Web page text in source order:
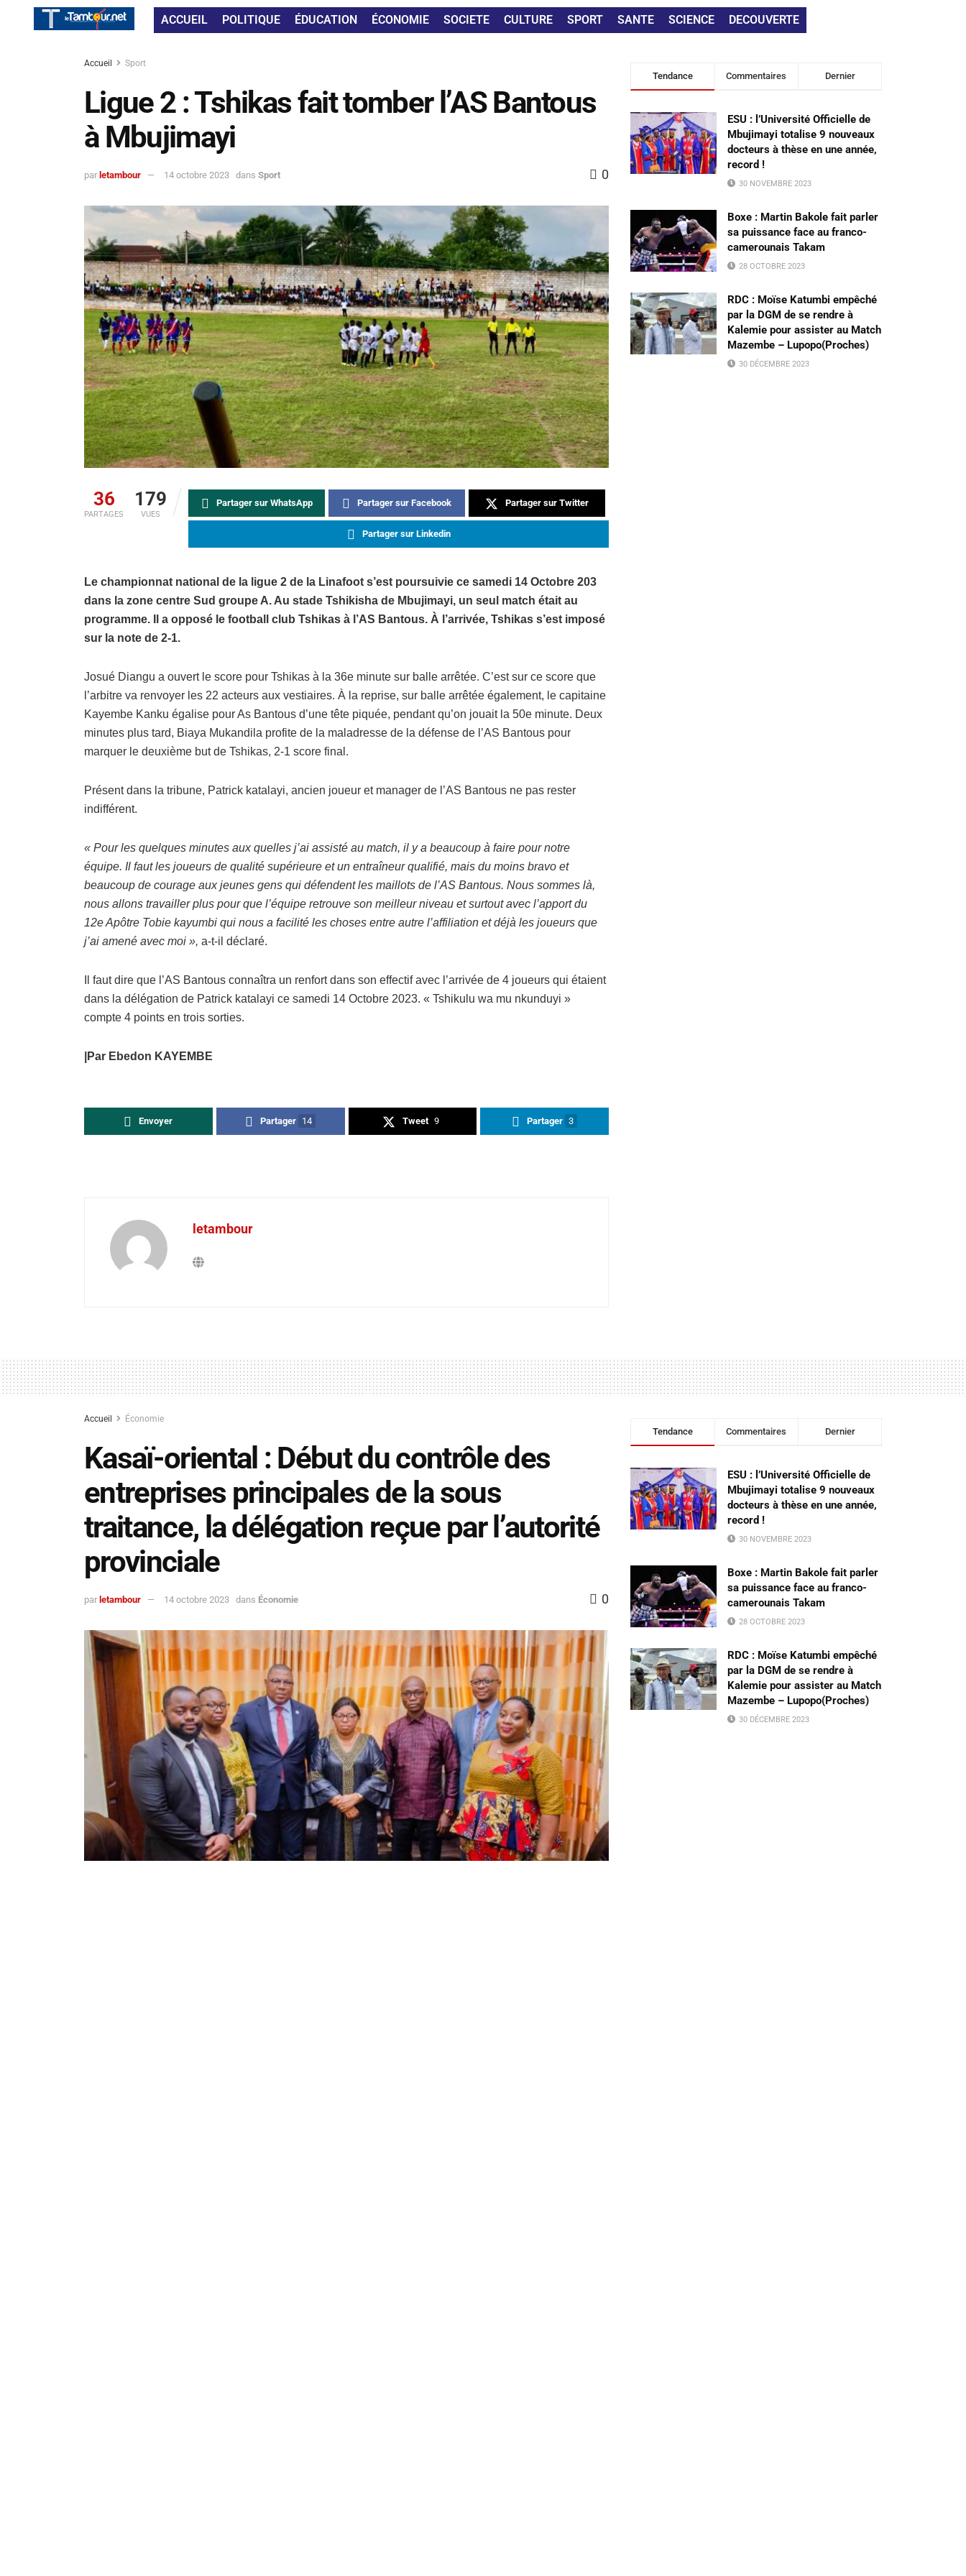
ACCUEIL POLITIQUE ÉDUCATION ÉCONOMIE SOCIETE CULTURE SPORT SANTE SCIENCE DECOUVERTE
Accueil Sport
Ligue 2 : Tshikas fait tomber l’AS Bantous
à Mbujimayi
par letambour 14 octobre 2023 dans Sport 0
36
PARTAGES
179
VUES
Partager sur WhatsApp Partager sur Facebook Partager sur Twitter
Partager sur Linkedin
Le championnat national de la ligue 2 de la Linafoot s’est poursuivie ce samedi 14 Octobre 203
dans la zone centre Sud groupe A. Au stade Tshikisha de Mbujimayi, un seul match était au
programme. Il a opposé le football club Tshikas à l’AS Bantous. À l’arrivée, Tshikas s’est imposé
sur la note de 2-1.
Josué Diangu a ouvert le score pour Tshikas à la 36e minute sur balle arrêtée. C’est sur ce score que
l’arbitre va renvoyer les 22 acteurs aux vestiaires. À la reprise, sur balle arrêtée également, le capitaine
Kayembe Kanku égalise pour As Bantous d’une tête piquée, pendant qu’on jouait la 50e minute. Deux
minutes plus tard, Biaya Mukandila profite de la maladresse de la défense de l’AS Bantous pour
marquer le deuxième but de Tshikas, 2-1 score final.
Présent dans la tribune, Patrick katalayi, ancien joueur et manager de l’AS Bantous ne pas rester
indifférent.
« Pour les quelques minutes aux quelles j’ai assisté au match, il y a beaucoup à faire pour notre
équipe. Il faut les joueurs de qualité supérieure et un entraîneur qualifié, mais du moins bravo et
beaucoup de courage aux jeunes gens qui défendent les maillots de l’AS Bantous. Nous sommes là,
nous allons travailler plus pour que l’équipe retrouve son meilleur niveau et surtout avec l’apport du
12e Apôtre Tobie kayumbi qui nous a facilité les choses entre autre l’affiliation et déjà les joueurs que
j’ai amené avec moi », a-t-il déclaré.
Il faut dire que l’AS Bantous connaîtra un renfort dans son effectif avec l’arrivée de 4 joueurs qui étaient
dans la délégation de Patrick katalayi ce samedi 14 Octobre 2023. « Tshikulu wa mu nkunduyi »
compte 4 points en trois sorties.
|Par Ebedon KAYEMBE
Envoyer Partager 14 Tweet 9 Partager 3
letambour
Tendance Commentaires Dernier
ESU : l’Université Officielle de
Mbujimayi totalise 9 nouveaux
docteurs à thèse en une année,
record !
30 NOVEMBRE 2023
Boxe : Martin Bakole fait parler
sa puissance face au franco-
camerounais Takam
28 OCTOBRE 2023
RDC : Moïse Katumbi empêché
par la DGM de se rendre à
Kalemie pour assister au Match
Mazembe – Lupopo(Proches)
30 DÉCEMBRE 2023
Accueil Économie
Kasaï-oriental : Début du contrôle des
entreprises principales de la sous
traitance, la délégation reçue par l’autorité
provinciale
par letambour 14 octobre 2023 dans Économie 0
Tendance Commentaires Dernier
ESU : l’Université Officielle de
Mbujimayi totalise 9 nouveaux
docteurs à thèse en une année,
record !
30 NOVEMBRE 2023
Boxe : Martin Bakole fait parler
sa puissance face au franco-
camerounais Takam
28 OCTOBRE 2023
RDC : Moïse Katumbi empêché
par la DGM de se rendre à
Kalemie pour assister au Match
Mazembe – Lupopo(Proches)
30 DÉCEMBRE 2023